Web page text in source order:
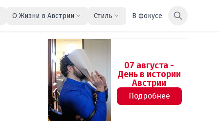
О Жизни в Австрии Стиль В фокусе
07 августа -
День в истории
Австрии
Подробнее